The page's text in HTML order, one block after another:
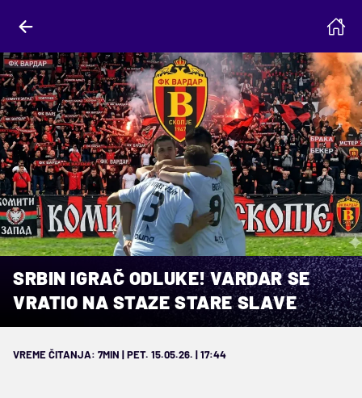
SRBIN IGRAČ ODLUKE! VARDAR SE
VRATIO NA STAZE STARE SLAVE
VREME ČITANJA: 7MIN | PET. 15.05.26. | 17:44